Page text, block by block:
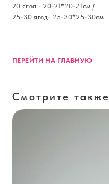
20 ягод - 20-21*20-21см /
25-30 ягод- 25-30*25-30см
ПЕРЕЙТИ НА ГЛАВНУЮ
Смотрите также